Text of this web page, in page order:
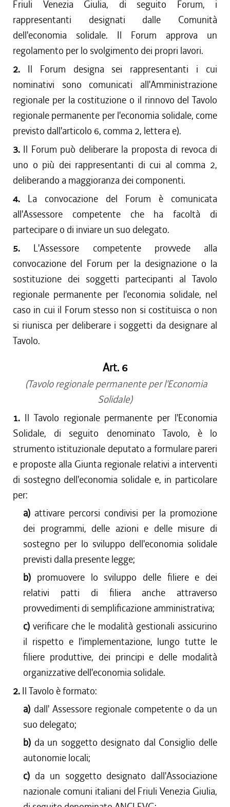
Friuli Venezia Giulia, di seguito Forum, i
rappresentanti designati dalle Comunità
dell'economia solidale. Il Forum approva un
regolamento per lo svolgimento dei propri lavori.
2. Il Forum designa sei rappresentanti i cui
nominativi sono comunicati all'Amministrazione
regionale per la costituzione o il rinnovo del Tavolo
regionale permanente per l'economia solidale, come
previsto dall'articolo 6, comma 2, lettera e).
3. Il Forum può deliberare la proposta di revoca di
uno o più dei rappresentanti di cui al comma 2,
deliberando a maggioranza dei componenti.
4. La convocazione del Forum è comunicata
all'Assessore competente che ha facoltà di
partecipare o di inviare un suo delegato.
5. L'Assessore competente provvede alla
convocazione del Forum per la designazione o la
sostituzione dei soggetti partecipanti al Tavolo
regionale permanente per l'economia solidale, nel
caso in cui il Forum stesso non si costituisca o non
si riunisca per deliberare i soggetti da designare al
Tavolo.
Art. 6
(Tavolo regionale permanente per l'Economia
Solidale)
1. Il Tavolo regionale permanente per l'Economia
Solidale, di seguito denominato Tavolo, è lo
strumento istituzionale deputato a formulare pareri
e proposte alla Giunta regionale relativi a interventi
di sostegno dell'economia solidale e, in particolare
per:
a) attivare percorsi condivisi per la promozione
dei programmi, delle azioni e delle misure di
sostegno per lo sviluppo dell'economia solidale
previsti dalla presente legge;
b) promuovere lo sviluppo delle filiere e dei
relativi patti di filiera anche attraverso
provvedimenti di semplificazione amministrativa;
c)verificare che le modalità gestionali assicurino
il rispetto e l'implementazione, lungo tutte le
filiere produttive, dei principi e delle modalità
organizzative dell'economia solidale.
2. Il Tavolo è formato:
a) dall' Assessore regionale competente o da un
suo delegato;
b) da un soggetto designato dal Consiglio delle
autonomie locali;
c) da un soggetto designato dall'Associazione
nazionale comuni italiani del Friuli Venezia Giulia,